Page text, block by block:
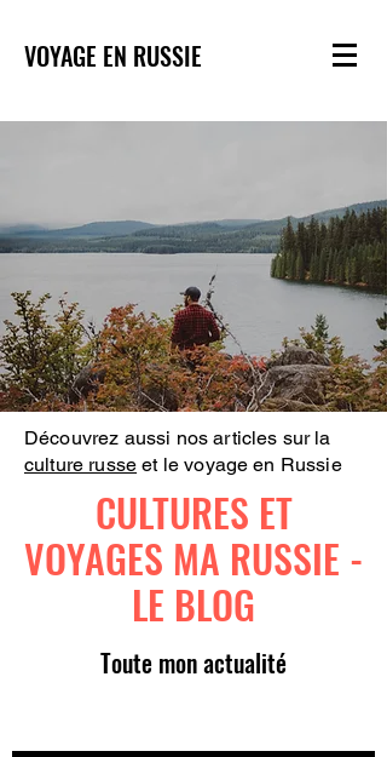
VOYAGE EN RUSSIE
Découvrez aussi nos articles sur la
culture russe et le voyage en Russie
CULTURES ET
VOYAGES MA RUSSIE -
LE BLOG
Toute mon actualité